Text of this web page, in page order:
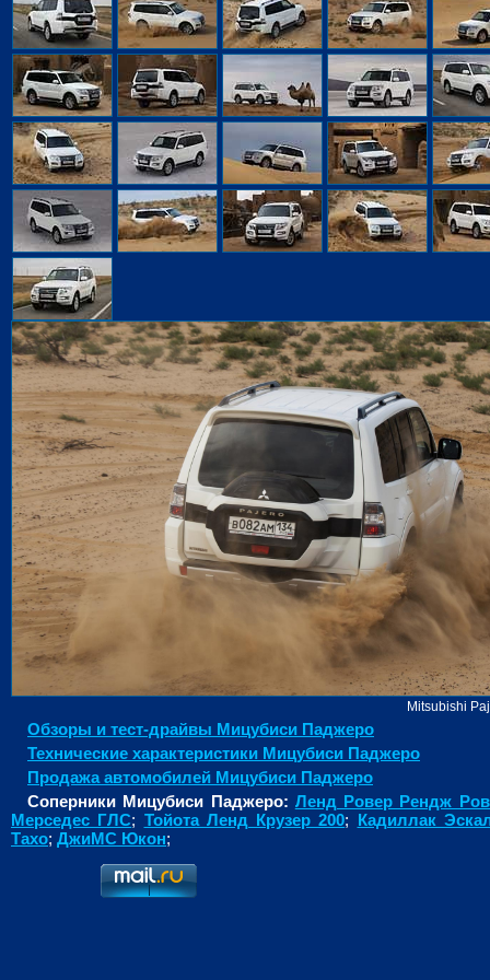
Mitsubishi
Обзоры и тест-драйвы Мицубиcи Паджеро
Технические характеристики Мицубиcи Паджеро
Продажа автомобилей Мицубиcи Паджеро
Соперники Мицубиcи Паджеро: Ленд Ровер Рендж
Мерседес ГЛС; Тойота Ленд Крузер 200; Кадиллак
Тахо; ДжиМС Юкон;